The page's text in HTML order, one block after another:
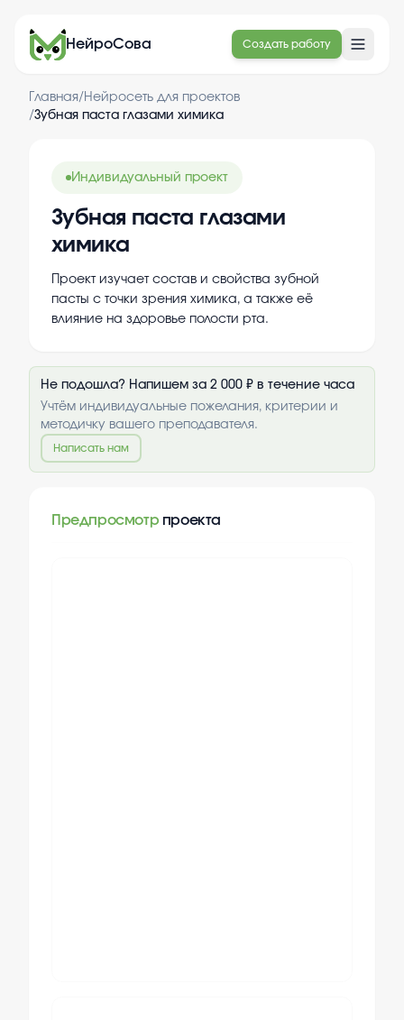
НейроСова Создать работу
Главная/ Нейросеть для проектов
/Зубная паста глазами химика
Индивидуальный проект
Зубная паста глазами
химика
Проект изучает состав и свойства зубной
пасты с точки зрения химика, а также её
влияние на здоровье полости рта.
Не подошла? Напишем за 2 000 ₽ в течение часа
Учтём индивидуальные пожелания, критерии и
методичку вашего преподавателя.
Написать нам
Предпросмотр проекта